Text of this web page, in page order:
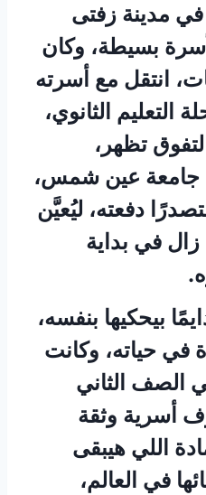
مدينة زفتى
بسيطة، وكان
انتقل مع أسرته
التعليم الثانوي،
تظهر،
جامعة عين شمس،
عام 1953 متصدرًا دفعته، ليُعيَّن
زال في بداية
بيحكيها بنفسه،
حياته، وكانت
الصف الثاني
أسرية وثقة
اللي هيبقى
في العالم،